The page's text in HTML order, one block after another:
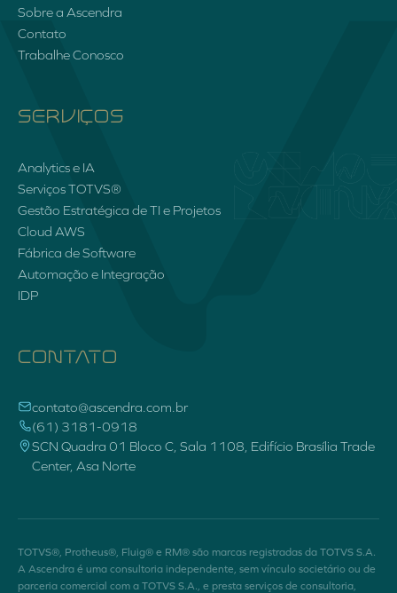
Sobre a Ascendra
Contato
Trabalhe Conosco
SERVIÇOS
Analytics e IA
Serviços TOTVS®
Gestão Estratégica de TI e Projetos
Cloud AWS
Fábrica de Software
Automação e Integração
IDP
CONTATO
contato@ascendra.com.br
(61) 3181-0918
SCN Quadra 01 Bloco C, Sala 1108, Edifício Brasília Trade
Center, Asa Norte
TOTVS®, Protheus®, Fluig® e RM® são marcas registradas da TOTVS S.A.
A Ascendra é uma consultoria independente, sem vínculo societário ou de
parceria comercial com a TOTVS S.A., e presta serviços de consultoria,